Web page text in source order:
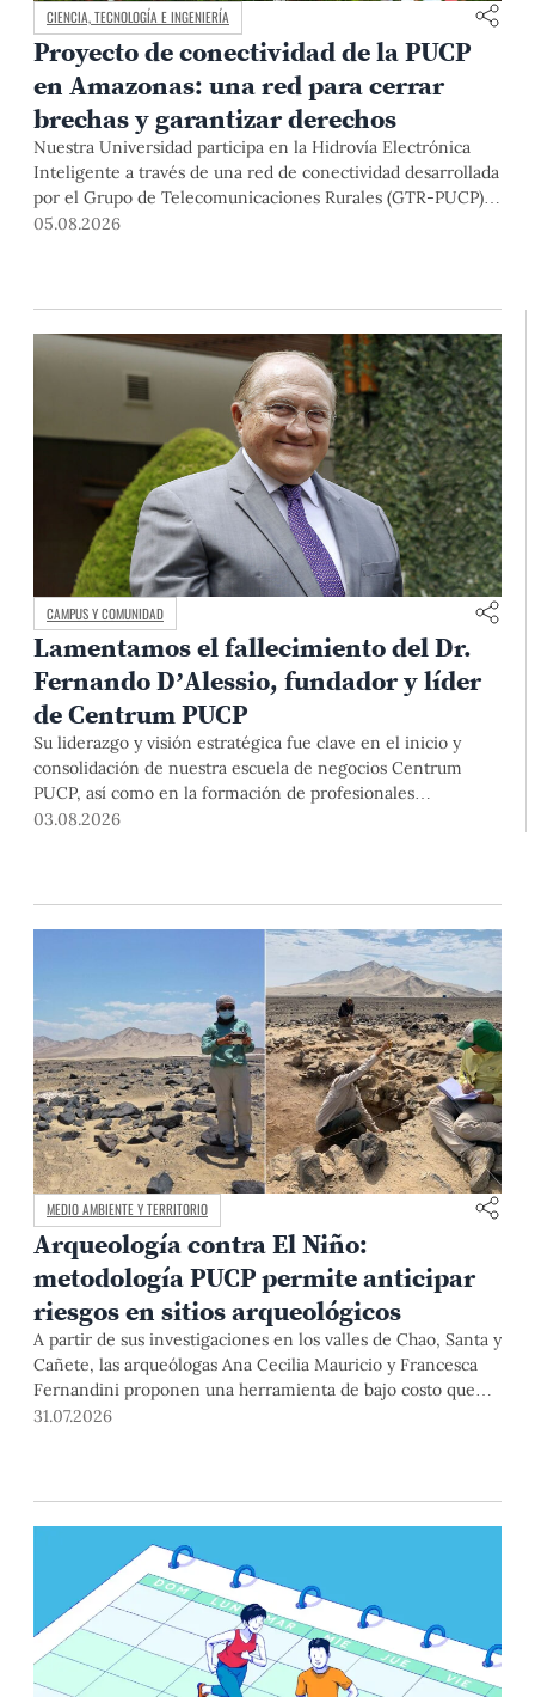
CIENCIA, TECNOLOGÍA E INGENIERÍA
Proyecto de conectividad de la PUCP
en Amazonas: una red para cerrar
brechas y garantizar derechos
Nuestra Universidad participa en la Hidrovía Electrónica
Inteligente a través de una red de conectividad desarrollada
por el Grupo de Telecomunicaciones Rurales (GTR-PUCP)
desde el 2018. En esta nota repasamos cómo ha sido el
05.08.2026
CAMPUS Y COMUNIDAD
Lamentamos el fallecimiento del Dr.
Fernando D’Alessio, fundador y líder
de Centrum PUCP
Su liderazgo y visión estratégica fue clave en el inicio y
consolidación de nuestra escuela de negocios Centrum
PUCP, así como en la formación de profesionales
empresariales comprometidos con el país. Por todo ello,
03.08.2026
MEDIO AMBIENTE Y TERRITORIO
Arqueología contra El Niño:
metodología PUCP permite anticipar
riesgos en sitios arqueológicos
A partir de sus investigaciones en los valles de Chao, Santa y
Cañete, las arqueólogas Ana Cecilia Mauricio y Francesca
Fernandini proponen una herramienta de bajo costo que
combina datos abiertos, mapas, sistemas de información
31.07.2026